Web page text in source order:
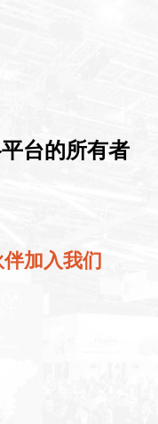
台的所有者
加入我们